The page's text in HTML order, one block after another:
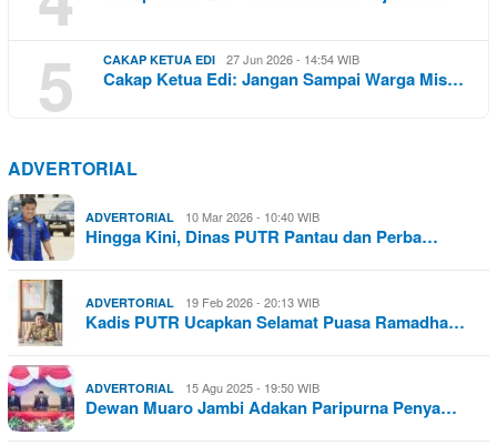
5 CAKAP KETUA EDI 27 Jun 2026 - 14:54 WIB
Cakap Ketua Edi: Jangan Sampai Warga Mis…
ADVERTORIAL
ADVERTORIAL 10 Mar 2026 - 10:40 WIB
Hingga Kini, Dinas PUTR Pantau dan Perba…
ADVERTORIAL 19 Feb 2026 - 20:13 WIB
Kadis PUTR Ucapkan Selamat Puasa Ramadha…
ADVERTORIAL 15 Agu 2025 - 19:50 WIB
Dewan Muaro Jambi Adakan Paripurna Penya…